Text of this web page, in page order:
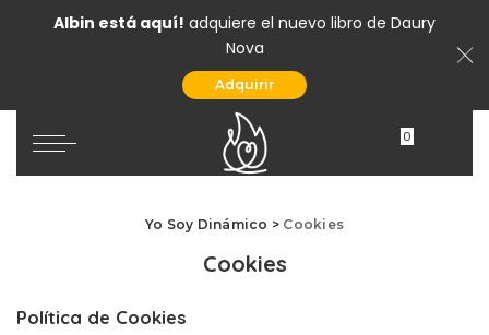
Albin está aquí! adquiere el nuevo libro de Daury
Nova
Adquirir
0
Yo Soy Dinámico > Cookies
Cookies
Política de Cookies